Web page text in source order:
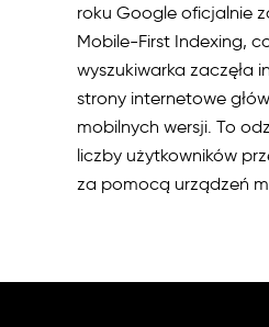
roku Google oficjalnie
Mobile-First Indexing,
wyszukiwarka zaczęła
strony internetowe
mobilnych wersji. To
liczby użytkowników
za pomocą urządzeń